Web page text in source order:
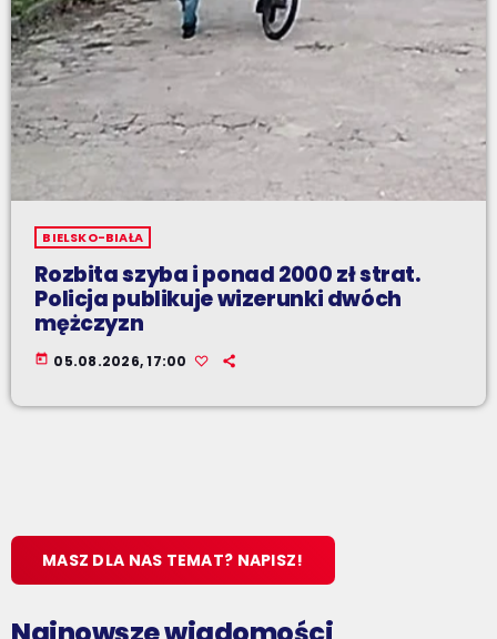
BIELSKO-BIAŁA
Rozbita szyba i ponad 2000 zł strat.
Policja publikuje wizerunki dwóch
mężczyzn
today 05.08.2026, 17:00
MASZ DLA NAS TEMAT? NAPISZ!